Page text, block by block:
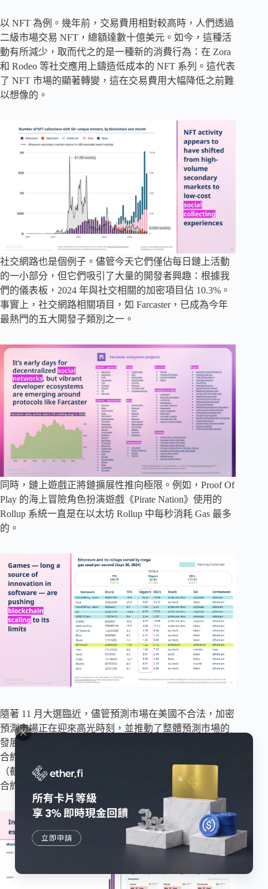
以 NFT 為例。幾年前，交易費用相對較高時，人們透過
二級市場交易 NFT，總額達數十億美元。如今，這種活
動有所減少，取而代之的是一種新的消費行為：在 Zora
和 Rodeo 等社交應用上鑄造低成本的 NFT 系列。這代表
了 NFT 市場的顯著轉變，這在交易費用大幅降低之前難
以想像的。
社交網路也是個例子。儘管今天它們僅佔每日鏈上活動
的一小部分，但它們吸引了大量的開發者興趣：根據我
們的儀表板，2024 年與社交相關的加密項目佔 10.3%。
事實上，社交網路相關項目，如 Farcaster，已成為今年
最熱門的五大開發子類別之一。
同時，鏈上遊戲正將鏈擴展性推向極限。例如，Proof Of
Play 的海上冒險角色扮演遊戲《Pirate Nation》使用的
Rollup 系統一直是在以太坊 Rollup 中每秒消耗 Gas 最多
的。
隨著 11 月大選臨近，儘管預測市場在美國不合法，加密
預測市場正在迎來高光時刻，並推動了整體預測市場的
發展。 Kalshi，一個非加密預測市場，在追求圍繞選舉
合約的聯邦訴訟時，上個月在下級法院贏得了勝利。
（截至目前，註冊交易所可以提供基於選舉的傳統期貨
合約。）